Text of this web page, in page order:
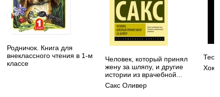
Родничок. Книга для
внеклассного чтения в 1-м
классе
Человек, который принял
жену за шляпу, и другие
истории из врачебной...
Сакс Оливер